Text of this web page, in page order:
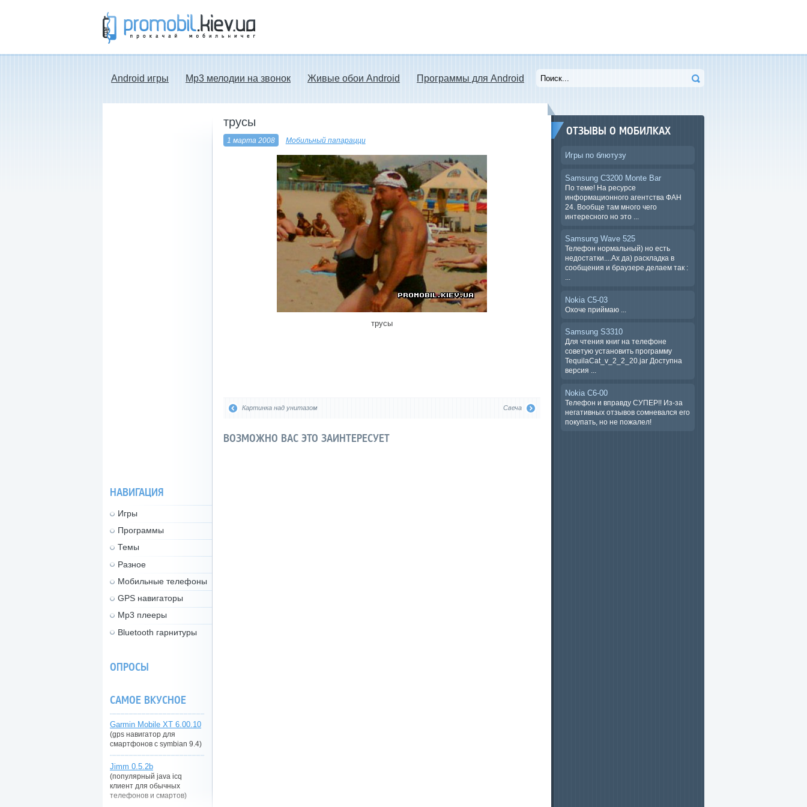
для Nokia, мелодии на звонок скачать
Android игры Mp3 мелодии на звонок Живые обои Android Программы для Android
трусы
1 марта 2008 Мобильный папарацци
трусы
Свеча
Картинка над унитазом
ВОЗМОЖНО ВАС ЭТО ЗАИНТЕРЕСУЕТ
ОТЗЫВЫ О МОБИЛКАХ
Игры по блютузу
Samsung C3200 Monte Bar
По теме! На ресурсе
информационного агентства ФАН
24. Вообще там много чего
интересного но это ...
Samsung Wave 525
Телефон нормальный) но есть
недостатки....Ах да) раскладка в
сообщения и браузере.делаем так :
Nokia C5-03
Охоче ​​приймаю ...
Samsung S3310
Для чтения книг на телефоне
советую установить программу
TequilaCat_v_2_2_20.jar Доступна
версия ...
Nokia C6-00
Телефон и вправду СУПЕР!! Из-за
негативных отзывов сомневался его
покупать, но не пожалел!
НАВИГАЦИЯ
Игры
Программы
Темы
Разное
Мобильные телефоны
GPS навигаторы
Mp3 плееры
Bluetooth гарнитуры
ОПРОСЫ
САМОЕ ВКУСНОЕ
Garmin Mobile XT 6.00.10
(gps навигатор для
смартфонов с symbian 9.4)
Jimm 0.5.2b
(популярный java icq
клиент для обычных
телефонов и смартов)